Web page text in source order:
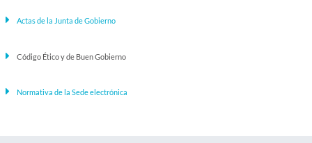
Actas de la Junta de Gobierno
Código Ético y de Buen Gobierno
Normativa de la Sede electrónica